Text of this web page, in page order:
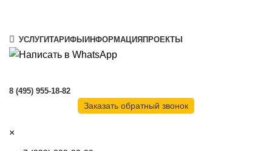
УСЛУГИТАРИФЫИНФОРМАЦИЯПРОЕКТЫ
8 (495) 955-18-82
Заказать обратный звонок
×